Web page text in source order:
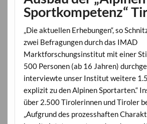
Sportkompetenz“
„Die aktuellen Erhebungen“, so
zwei Befragungen durch das IMAD
Marktforschungsinstitut mit einer
500 Personen (ab 16 Jahren)
interviewte unser Institut weitere
explizit zu den Alpinen Sportarten.“
über 2.500 Tirolerinnen und Tiroler
„Aufgrund des prozesshaften